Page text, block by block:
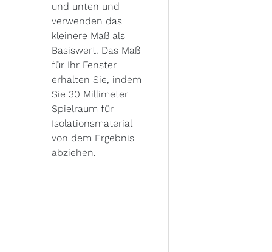
und unten und
verwenden das
kleinere Maß als
Basiswert. Das Maß
für Ihr Fenster
erhalten Sie, indem
Sie 30 Millimeter
Spielraum für
Isolationsmaterial
von dem Ergebnis
abziehen.